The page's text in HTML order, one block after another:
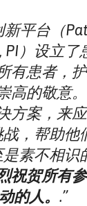
新平台（
PI）设立了
有患者，
高的敬意
方案，来
，帮助他
素不相识
祝贺所有
动的人。.”